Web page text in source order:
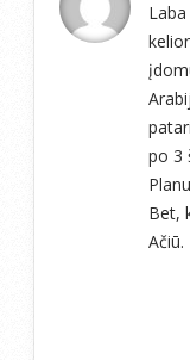
po 3
Bet,
Ačiū.